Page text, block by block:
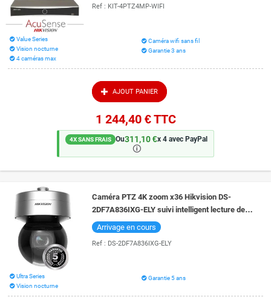
Ref : KIT-4PTZ4MP-WIFI
Value Series
Vision nocturne
4 caméras max
Caméra wifi sans fil
Garantie 3 ans
AJOUT PANIER
1 244,40 €TTC
4X SANS FRAIS Ou311,10 €x 4 avec PayPal
🛈
Caméra PTZ 4K zoom x36 Hikvision DS-
2DF7A836IXG-ELY suivi intelligent lecture de
plaque vision de nuit 300 mètres
Arrivage en cours
Ref : DS-2DF7A836IXG-ELY
Ultra Series
Vision nocturne
Garantie 5 ans